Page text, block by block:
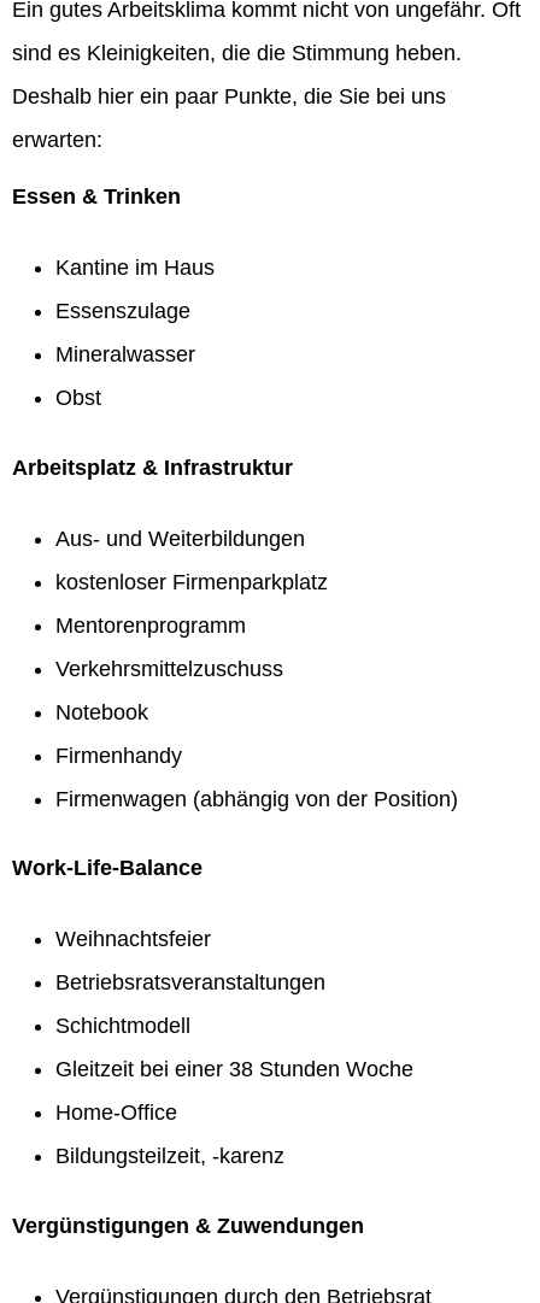
Ein gutes Arbeitsklima kommt nicht von ungefähr. Oft
sind es Kleinigkeiten, die die Stimmung heben.
Deshalb hier ein paar Punkte, die Sie bei uns
erwarten:
Essen & Trinken
Kantine im Haus
Essenszulage
Mineralwasser
Obst
Arbeitsplatz & Infrastruktur
Aus- und Weiterbildungen
kostenloser Firmenparkplatz
Mentorenprogramm
Verkehrsmittelzuschuss
Notebook
Firmenhandy
Firmenwagen (abhängig von der Position)
Work-Life-Balance
Weihnachtsfeier
Betriebsratsveranstaltungen
Schichtmodell
Gleitzeit bei einer 38 Stunden Woche
Home-Office
Bildungsteilzeit, -karenz
Vergünstigungen & Zuwendungen
Vergünstigungen durch den Betriebsrat